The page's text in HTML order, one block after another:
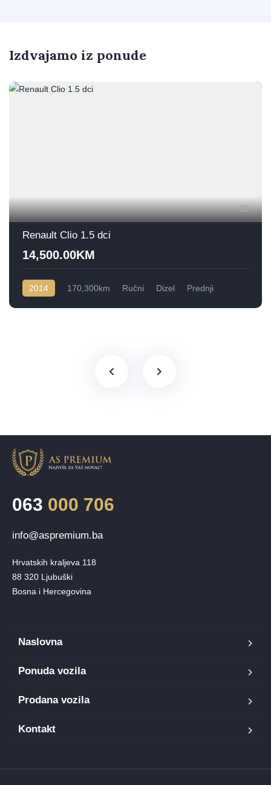
Izdvajamo iz ponude
15
Renault Clio 1.5 dci
14,500.00KM
2014 170,300km Ručni Dizel Prednji
063 000 706
info@aspremium.ba
Hrvatskih kraljeva 118
88 320 Ljubuški
Bosna i Hercegovina
Naslovna
Ponuda vozila
Prodana vozila
Kontakt